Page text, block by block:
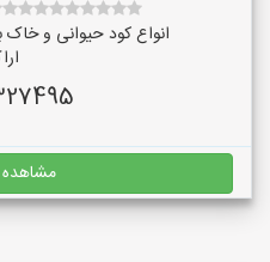
انواع کود حیوانی و
مشاهده